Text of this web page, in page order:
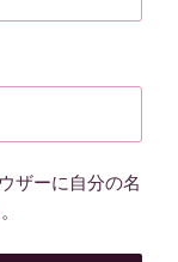
ザーに自分の名